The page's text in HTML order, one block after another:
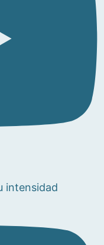
intensidad